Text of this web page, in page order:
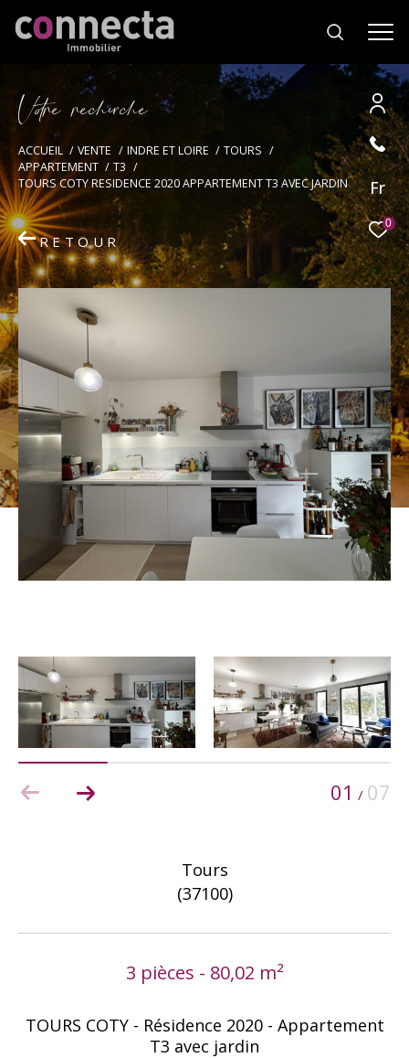
Fr
0
Vore recece
ACCUEIL VENTE INDRE ET LOIRE
TOURS
APPARTEMENT
T3
TOURS COTY RESIDENCE 2020 APPARTEMENT T3 AVEC JARDIN
RETOUR
01 / 07
Tours
(37100)
3 pièces - 80,02 m²
TOURS COTY - Résidence 2020 - Appartement
T3 avec jardin
Effectuer une recherche
et trouver le bien qui correspond à vos
critères
Type
d'offre
Vente
Type
Type de bien
Budget
Budget
Surface
Surface
Pièces
Pièces
AFFINER LES CRITÈRES
NOUVEAUTÉS